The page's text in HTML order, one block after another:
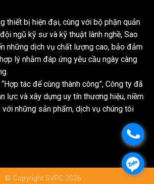
thiết bị hiện đại, cùng với bộ phận quản
ngũ kỹ sư và kỹ thuật lành nghề, Sao
những dịch vụ chất lượng cao, bảo đảm
lý nhằm đáp ứng yêu cầu ngày càng
tác để cùng thành công”, Công ty đã
lực và xây dựng uy tín thương hiệu, niềm
với những sản phẩm, dịch vụ chúng tôi
© Copyright SVPC 2026
.
.